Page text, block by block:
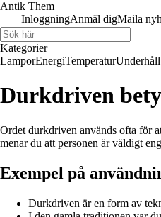
Antik Them
InloggningAnmäl digMaila
Kategorier
LamporEnergiTemperaturUnderhåll
Durkdriven
Ordet durkdriven används ofta för
menar du att personen är väldigt
Exempel på
Durkdriven är en form av